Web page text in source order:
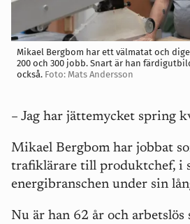
Mikael Bergbom har ett välmatat och
200 och 300 jobb. Snart är han
också. Foto: Mats Andersson
– Jag har jättemycket spring
Mikael Bergbom har jobbat
trafiklärare till produktchef, i
energibranschen under sin
Nu är han 62 år och arbetslös